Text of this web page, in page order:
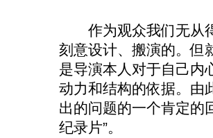
作为观众我们无从得
刻意设计、搬演的。但
是导演本人对于自己内
动力和结构的依据。由
出的问题的一个肯定的
纪录片”。